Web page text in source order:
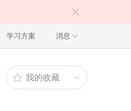
学习方案 消息
我的收藏